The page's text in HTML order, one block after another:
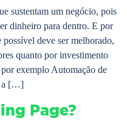
sustentam um negócio, pois
dinheiro para dentro. E por
deve ser melhorado,
quanto por investimento
exemplo Automação de
a […]
Page?